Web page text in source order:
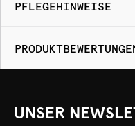
PFLEGEHINWEISE
UNSER